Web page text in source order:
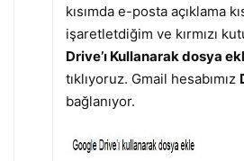
kısımda e-posta açıklama
işaretletdiğim ve kırmızı
Drive’ı Kullanarak dosya
tıklıyoruz. Gmail hesabımız
bağlanıyor.